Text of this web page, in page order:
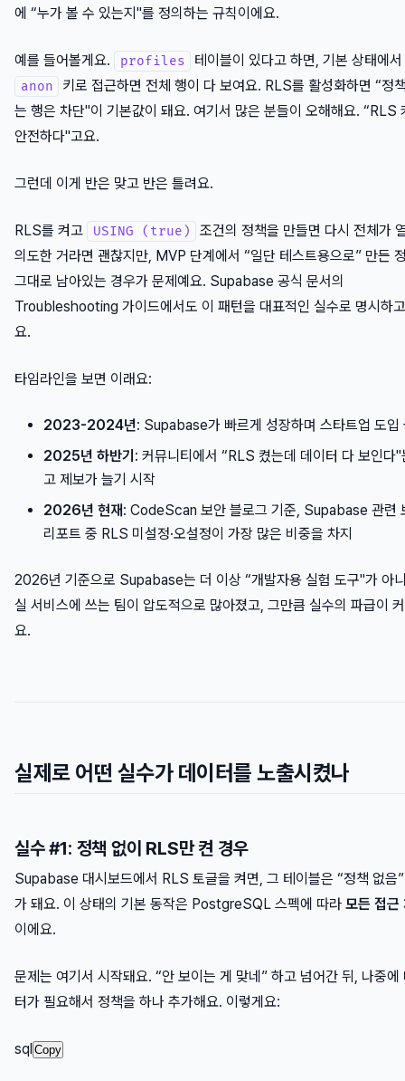
에 “누가 볼 수 있는지"를 정의하는 규칙이에요.
예를 들어볼게요. profiles 테이블이 있다고 하면, 기본 상태에서
anon
키로 접근하면 전체 행이 다 보여요. RLS를 활성화하면 “정
는 행은 차단"이 기본값이 돼요. 여기서 많은 분들이 오해해요. “RLS
안전하다"고요.
그런데 이게 반은 맞고 반은 틀려요.
RLS를 켜고 USING (true)
조건의 정책을 만들면 다시 전체가
의도한 거라면 괜찮지만, MVP 단계에서 “일단 테스트용으로” 만든
그대로 남아있는 경우가 문제예요. Supabase 공식 문서의
Troubleshooting 가이드에서도 이 패턴을 대표적인 실수로 명시하
요.
타임라인을 보면 이래요:
2023-2024년: Supabase가 빠르게 성장하며 스타트업 도입
2025년 하반기 : 커뮤니티에서 “RLS 켰는데 데이터 다 보인다"
고 제보가 늘기 시작
2026년 현재: CodeScan 보안 블로그 기준, Supabase 관련
리포트 중 RLS 미설정·오설정이 가장 많은 비중을 차지
2026년 기준으로 Supabase는 더 이상 “개발자용 실험 도구"가 아
실 서비스에 쓰는 팀이 압도적으로 많아졌고, 그만큼 실수의 파급이
요.
실제로 어떤 실수가 데이터를 노출시켰나
실수 #1: 정책 없이 RLS만 켠 경우
Supabase 대시보드에서 RLS 토글을 켜면, 그 테이블은 “정책 없음
가 돼요. 이 상태의 기본 동작은 PostgreSQL 스펙에 따라 모든 접근
이에요.
문제는 여기서 시작돼요. “안 보이는 게 맞네” 하고 넘어간 뒤, 나중에
터가 필요해서 정책을 하나 추가해요. 이렇게요:
sql Copy